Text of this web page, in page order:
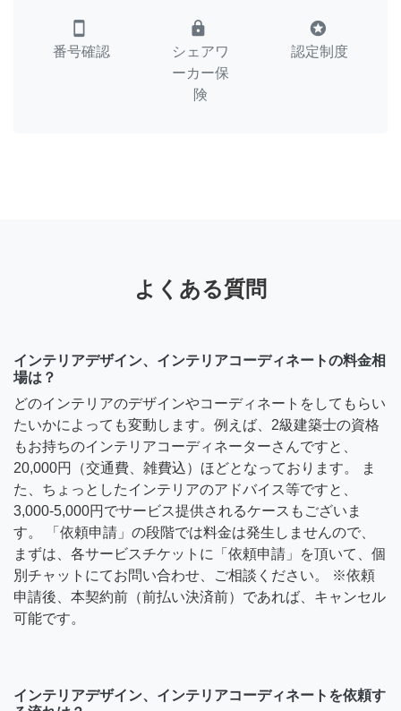
smartphone
番号確認
lock
シェアワ
ーカー保
険
stars
認定制度
よくある質問
インテリアデザイン、インテリアコーディネートの料金相
場は？
どのインテリアのデザインやコーディネートをしてもらい
たいかによっても変動します。例えば、2級建築士の資格
もお持ちのインテリアコーディネーターさんですと、
20,000円（交通費、雑費込）ほどとなっております。 ま
た、ちょっとしたインテリアのアドバイス等ですと、
3,000-5,000円でサービス提供されるケースもございま
す。 「依頼申請」の段階では料金は発生しませんので、
まずは、各サービスチケットに「依頼申請」を頂いて、個
別チャットにてお問い合わせ、ご相談ください。 ※依頼
申請後、本契約前（前払い決済前）であれば、キャンセル
可能です。
インテリアデザイン、インテリアコーディネートを依頼す